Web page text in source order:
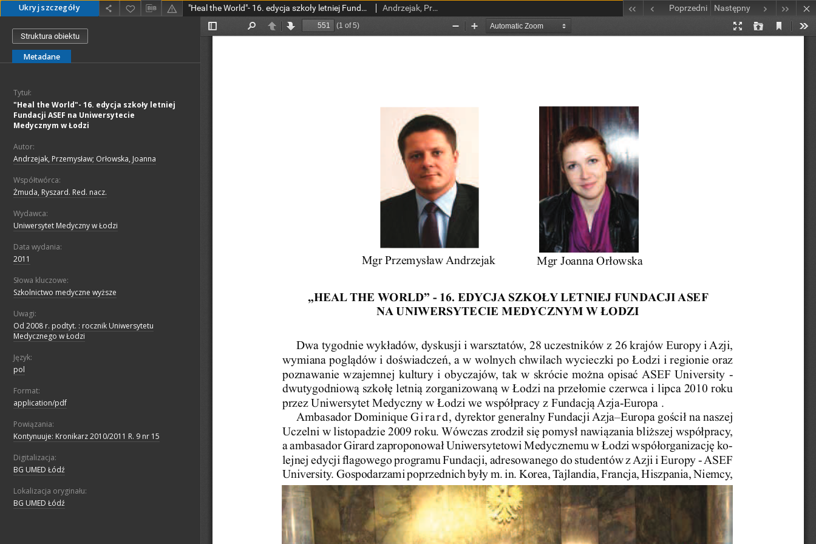
Ukryj szczegóły "Heal the World"- 16. edycja szkoły letniej Fundacji ASEF na Uniwersytecie Medycznym w Łodzi Andrzejak, Przemysław; Orłowska, Joanna Poprzedni Następny
Struktura obiektu
Metadane
Tytuł:
"Heal the World"- 16. edycja szkoły letniej
Fundacji ASEF na Uniwersytecie
Medycznym w Łodzi
Autor:
Andrzejak, Przemysław; Orłowska, Joanna
Współtwórca:
Żmuda, Ryszard. Red. nacz.
Wydawca:
Uniwersytet Medyczny w Łodzi
Data wydania:
2011
Słowa kluczowe:
Szkolnictwo medyczne wyższe
Uwagi:
Od 2008 r. podtyt. : rocznik Uniwersytetu
Medycznego w Łodzi
Język:
pol
Format:
application/pdf
Powiązania:
Kontynuuje: Kronikarz 2010/2011 R. 9 nr 15
Digitalizacja:
BG UMED Łódź
Lokalizacja oryginału:
BG UMED Łódź